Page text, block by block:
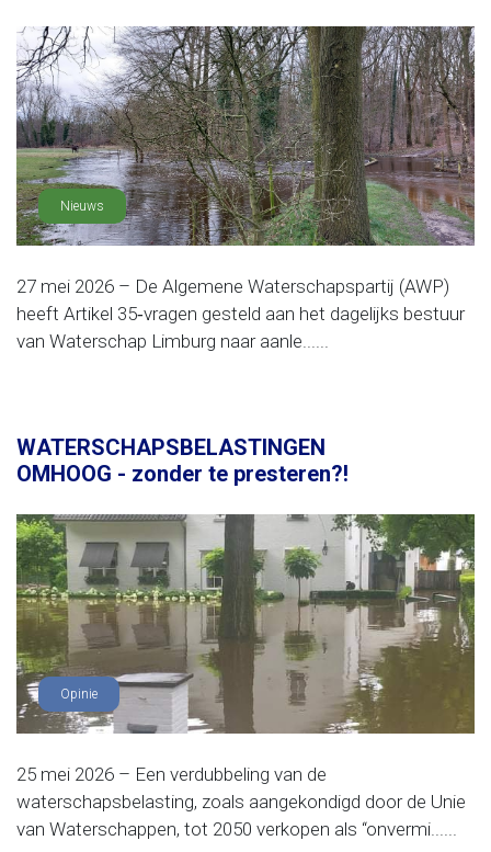
Nieuws
27 mei 2026 – De Algemene Waterschapspartij (AWP)
heeft Artikel 35‑vragen gesteld aan het dagelijks bestuur
van Waterschap Limburg naar aanle......
WATERSCHAPSBELASTINGEN
OMHOOG - zonder te presteren?!
Opinie
25 mei 2026 – Een verdubbeling van de
waterschapsbelasting, zoals aangekondigd door de Unie
van Waterschappen, tot 2050 verkopen als “onvermi......